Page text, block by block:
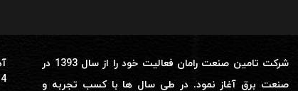
شرکت تامین صنعت رامان فعالیت خود را از سال 1393 در
صنعت برق آغاز نمود. در طی سال ها با کسب تجربه و
14